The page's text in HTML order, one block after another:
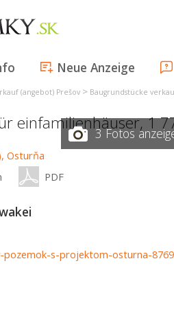
Neue Anzeige
(angebot) Prešov > Baugrundstücke
einfamilienhäuser, 1
3 Fotos
PDF
s-projektom-osturna-